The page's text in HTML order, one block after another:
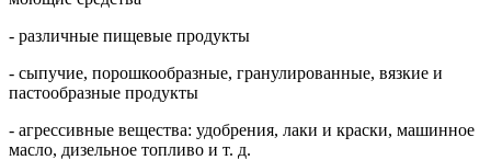
- различные пищевые продукты
- сыпучие, порошкообразные, гранулированные, вязкие и
пастообразные продукты
- агрессивные вещества: удобрения, лаки и краски, машинное
масло, дизельное топливо и т. д.